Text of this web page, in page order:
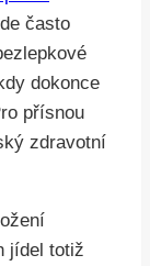
často
dokonce
přísnou
zdravotní
jídel totiž